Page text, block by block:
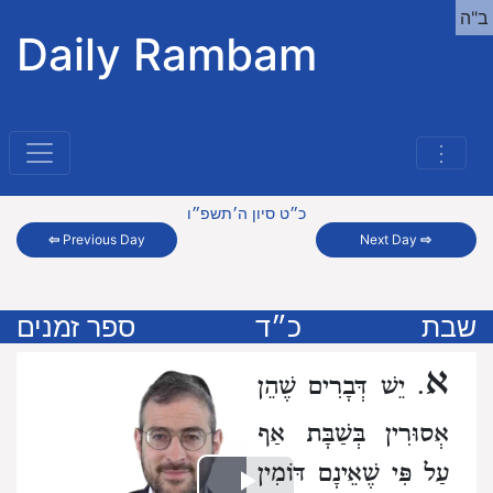
Daily Rambam
⋮
ב"ה
⇦ Previous Day
כ״ט סיון ה׳תשפ״ו
Next Day⇨
שבת כ״ד ספר זמנים
א. יֵשׁ דְּבָרִים שֶׁהֵן
אְסוּרִין בְּשַׁבָּת אַף
עַל פִּי שֶׁאֵינָם דּוֹמִין